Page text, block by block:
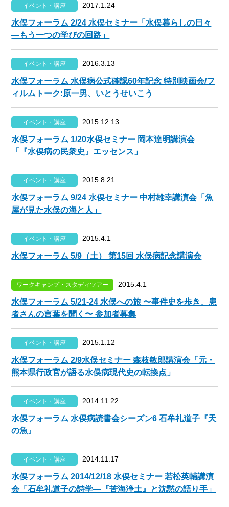
イベント・講座 2017.1.24
水俣フォーラム 2/24 水俣セミナー「水俣暮らしの日々
—もう一つの学びの回路」
イベント・講座 2016.3.13
水俣フォーラム 水俣病公式確認60年記念 特別映画会/フ
ィルムトーク:原一男、いとうせいこう
イベント・講座 2015.12.13
水俣フォーラム 1/20水俣セミナー 岡本達明講演会
「『水俣病の民衆史』エッセンス」
イベント・講座 2015.8.21
水俣フォーラム 9/24 水俣セミナー 中村雄幸講演会「魚
屋が見た水俣の海と人」
イベント・講座 2015.4.1
水俣フォーラム 5/9（土） 第15回 水俣病記念講演会
ワークキャンプ・スタディツアー 2015.4.1
水俣フォーラム 5/21-24 水俣への旅 〜事件史を歩き、患
者さんの言葉を聞く〜 参加者募集
イベント・講座 2015.1.12
水俣フォーラム 2/9水俣セミナー 森枝敏郎講演会「元・
熊本県行政官が語る水俣病現代史の転換点」
イベント・講座 2014.11.22
水俣フォーラム 水俣病読書会シーズン6 石牟礼道子『天
の魚』
イベント・講座 2014.11.17
水俣フォーラム 2014/12/18 水俣セミナー 若松英輔講演
会「石牟礼道子の詩学—『苦海浄土』と沈黙の語り手」